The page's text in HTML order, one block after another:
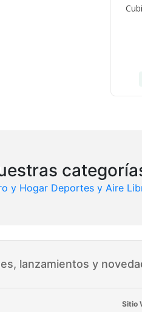
y Hogar Deportes y Aire
lanzamientos y
Sitio